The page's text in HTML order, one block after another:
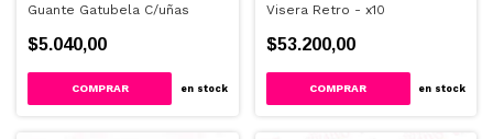
Guante Gatubela C/uñas
$5.040,00
en stock
Visera Retro - x10
$53.200,00
en stock